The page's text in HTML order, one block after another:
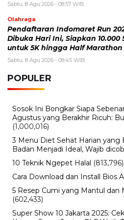
Sabtu, 8 Agu 2026 - 08:57 WIB
Olahraga
Pendaftaran Indomaret Run
Dibuka Hari Ini, Siapkan 10.000
untuk 5K hingga Half Marathon
Sabtu, 8 Agu 2026 - 08:45 WIB
POPULER
Sosok Ini Bongkar Siapa
Agustus yang Berakhir Ricuh:
(1,000,016)
3 Menu Diet Sehat Harian yang
Badan Menjadi Ideal, Wajib
10 Teknik Ngepet Halal (813,796)
Cara Download dan Install Bios
5 Resep Cumi yang Mantul dan
(602,433)
Super Show 10 Jakarta 2025: